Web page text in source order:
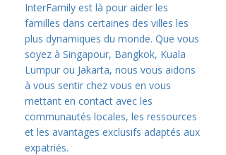
InterFamily est là pour aider les
familles dans certaines des villes les
plus dynamiques du monde. Que vous
soyez à Singapour, Bangkok, Kuala
Lumpur ou Jakarta, nous vous aidons
à vous sentir chez vous en vous
mettant en contact avec les
communautés locales, les ressources
et les avantages exclusifs adaptés aux
expatriés.